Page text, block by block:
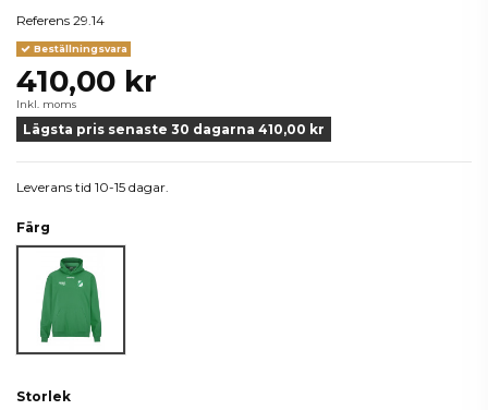
Referens 29.14
Beställningsvara
410,00 kr
Inkl. moms
Lägsta pris senaste 30 dagarna 410,00 kr
Leverans tid 10-15 dagar.
Färg
Grön
Storlek